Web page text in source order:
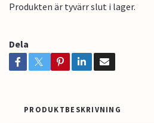
Produkten är tyvärr slut i lager.
Dela
PRODUKTBESKRIVNING